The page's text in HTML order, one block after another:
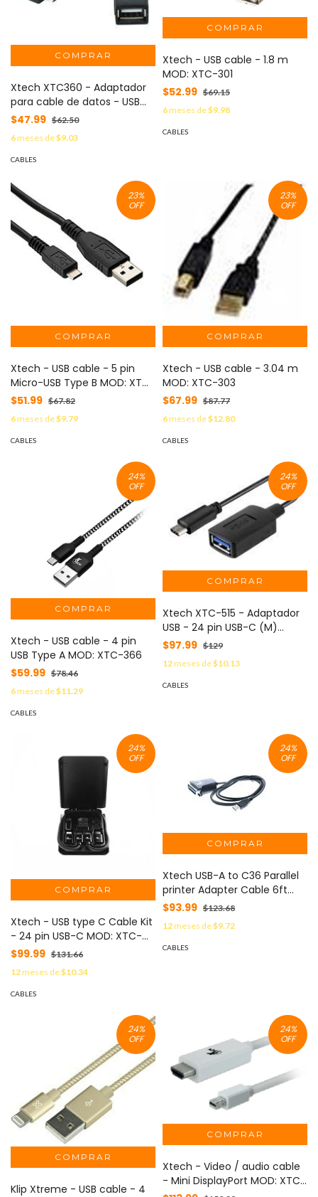
Xtech XTC360 - Adaptador
para cable de datos - USB
hembra a Micro-USB tipo B
macho MOD: XTC-360
$47.99 $62.50
6meses de$9.03
CABLES
Xtech - USB cable - 1.8 m
MOD: XTC-301
$52.99 $69.15
6meses de$9.98
CABLES
23%
OFF
Xtech - USB cable - 5 pin
Micro-USB Type B MOD: XTC-
322
$51.99 $67.82
6meses de$9.79
CABLES
23%
OFF
Xtech - USB cable - 3.04 m
MOD: XTC-303
$67.99 $87.77
6meses de$12.80
CABLES
24%
OFF
Xtech - USB cable - 4 pin
USB Type A MOD: XTC-366
$59.99 $78.46
6meses de$11.29
CABLES
24%
OFF
Xtech XTC-515 - Adaptador
USB - 24 pin USB-C (M)
reversible a USB Tipo A (H)
MOD: XTC-515
$97.99 $129
12meses de$10.13
CABLES
24%
OFF
Xtech - USB type C Cable Kit
- 24 pin USB-C MOD: XTC-
570
$99.99 $131.66
12meses de$10.34
CABLES
24%
OFF
Xtech USB-A to C36 Parallel
printer Adapter Cable 6ft
XTC-318 MOD: XTC-318
$93.99 $123.68
12meses de$9.72
CABLES
24%
OFF
Klip Xtreme - USB cable - 4
24%
OFF
Xtech - Video / audio cable
- Mini DisplayPort MOD: XTC-